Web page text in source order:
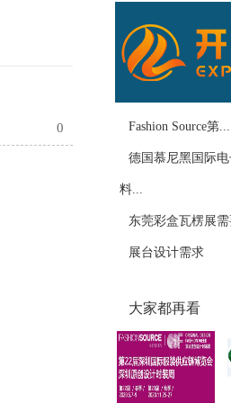
0 Fashion Source第...
德国慕尼黑国际
料...
东莞彩盒瓦楞展
展台设计需求
大家都再看